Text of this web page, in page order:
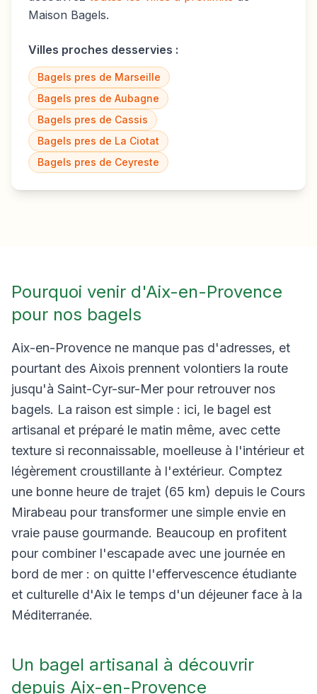
Maison Bagels.
Villes proches desservies :
Bagels pres de Marseille
Bagels pres de Aubagne
Bagels pres de Cassis
Bagels pres de La Ciotat
Bagels pres de Ceyreste
Pourquoi venir d'Aix-en-Provence
pour nos bagels
Aix-en-Provence ne manque pas d'adresses, et
pourtant des Aixois prennent volontiers la route
jusqu'à Saint-Cyr-sur-Mer pour retrouver nos
bagels. La raison est simple : ici, le bagel est
artisanal et préparé le matin même, avec cette
texture si reconnaissable, moelleuse à l'intérieur et
légèrement croustillante à l'extérieur. Comptez
une bonne heure de trajet (65 km) depuis le Cours
Mirabeau pour transformer une simple envie en
vraie pause gourmande. Beaucoup en profitent
pour combiner l'escapade avec une journée en
bord de mer : on quitte l'effervescence étudiante
et culturelle d'Aix le temps d'un déjeuner face à la
Méditerranée.
Un bagel artisanal à découvrir
depuis Aix-en-Provence